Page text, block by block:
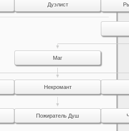
Дуэлист
Маг
Некромант
Пожиратель Душ